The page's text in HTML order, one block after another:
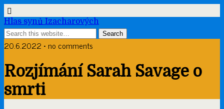
Hlas synů Izacharových
20.6.2022 • no comments
Rozjímání Sarah Savage o
smrti